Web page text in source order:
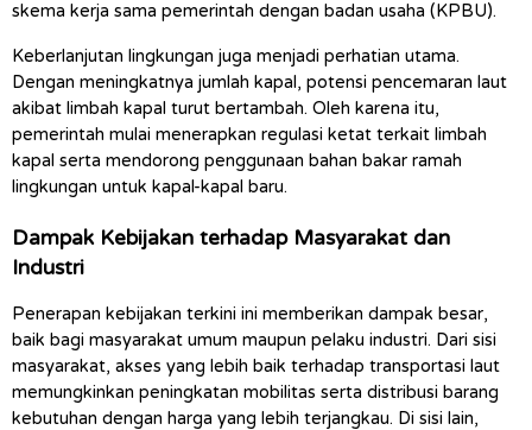
skema kerja sama pemerintah dengan badan usaha (KPBU).
Keberlanjutan lingkungan juga menjadi perhatian utama.
Dengan meningkatnya jumlah kapal, potensi pencemaran laut
akibat limbah kapal turut bertambah. Oleh karena itu,
pemerintah mulai menerapkan regulasi ketat terkait limbah
kapal serta mendorong penggunaan bahan bakar ramah
lingkungan untuk kapal-kapal baru.
Dampak Kebijakan terhadap Masyarakat dan
Industri
Penerapan kebijakan terkini ini memberikan dampak besar,
baik bagi masyarakat umum maupun pelaku industri. Dari sisi
masyarakat, akses yang lebih baik terhadap transportasi laut
memungkinkan peningkatan mobilitas serta distribusi barang
kebutuhan dengan harga yang lebih terjangkau. Di sisi lain,